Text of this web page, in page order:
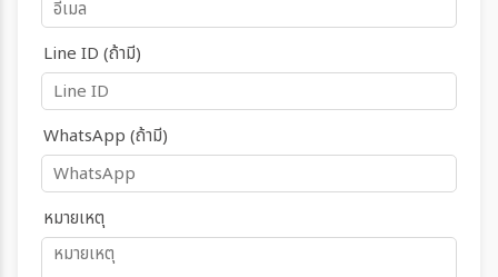
Line ID (ถ้ามี)
WhatsApp (ถ้ามี)
หมายเหตุ